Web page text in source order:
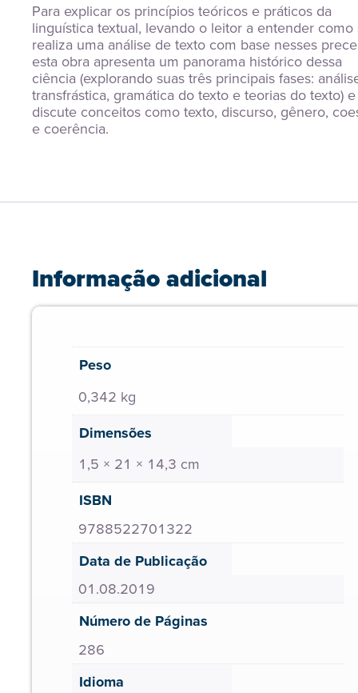
Para explicar os princípios teóricos e práticos da
linguística textual, levando o leitor a entender como
realiza uma análise de texto com base nesses
esta obra apresenta um panorama histórico dessa
ciência (explorando suas três principais fases:
transfrástica, gramática do texto e teorias do texto) e
discute conceitos como texto, discurso, gênero,
e coerência.
Informação adicional
Peso
0,342 kg
Dimensões
1,5 × 21 × 14,3 cm
ISBN
9788522701322
Data de Publicação
01.08.2019
Número de Páginas
286
Idioma